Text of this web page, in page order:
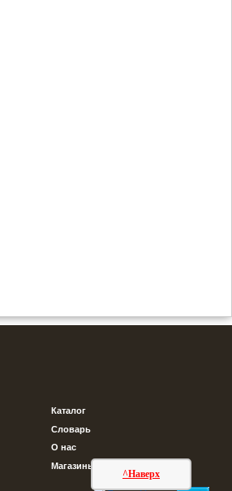
^Наверх
Каталог
Словарь
О нас
Магазины